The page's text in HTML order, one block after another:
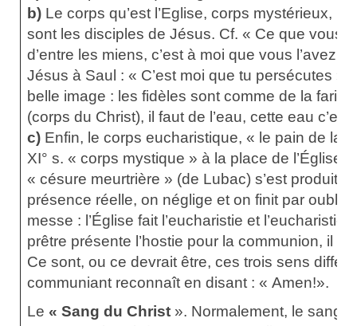
b) Le corps qu’est l’Eglise, corps mystérieux,
sont les disciples de Jésus. Cf. « Ce que vous
d’entre les miens, c’est à moi que vous l’avez
Jésus à Saul : « C’est moi que tu persécutes
belle image : les fidèles sont comme de la
(corps du Christ), il faut de l’eau, cette eau
c) Enfin, le corps eucharistique, « le pain de la
XI° s. « corps mystique » à la place de l’Église.
« césure meurtrière » (de Lubac) s’est
présence réelle, on néglige et on finit par
messe : l’Église fait l’eucharistie et l’eucharistie
prêtre présente l’hostie pour la communion, il
Ce sont, ou ce devrait être, ces trois sens
communiant reconnaît en disant : « Amen!».
Le « Sang du Christ ». Normalement, le sang